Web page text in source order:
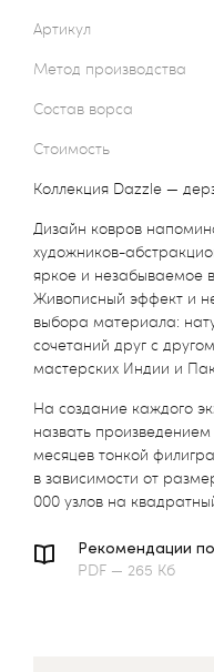
Артикул
Метод производства
Состав ворса
Стоимость
Коллекция Dazzle —
Дизайн ковров
художников-
яркое и незабываемое
Живописный эффект и
выбора материала:
сочетаний друг с
мастерских Индии и
На создание каждого
назвать произведением
месяцев тонкой
в зависимости от
000 узлов на
Рекомендации
PDF — 265 Кб